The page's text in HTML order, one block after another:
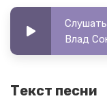
Слушать
Текст песни